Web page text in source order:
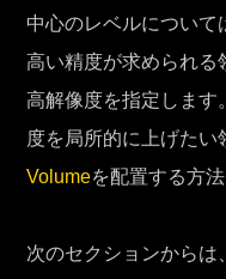
中心のレベルについて
高い精度が求められる
高解像度を指定します
度を局所的に上げたい
Volumeを配置する方
次のセクションからは